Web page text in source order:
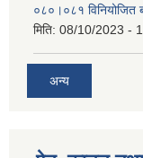
०८०।०८१ विनियोजित
मिति: 08/10/2023 -
अन्य